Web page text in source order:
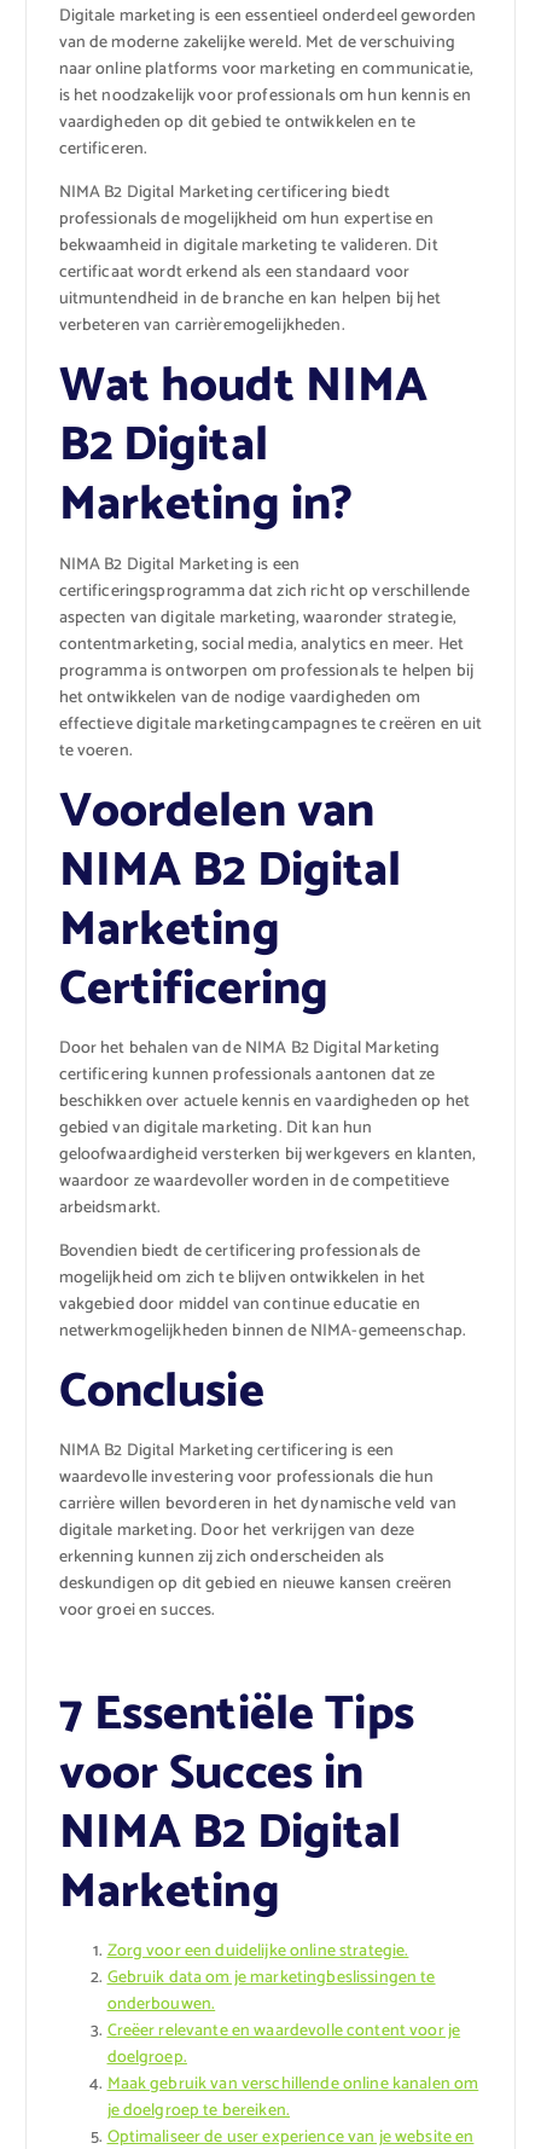
Digitale marketing is een essentieel onderdeel geworden
van de moderne zakelijke wereld. Met de verschuiving
naar online platforms voor marketing en communicatie,
is het noodzakelijk voor professionals om hun kennis en
vaardigheden op dit gebied te ontwikkelen en te
certificeren.
NIMA B2 Digital Marketing certificering biedt
professionals de mogelijkheid om hun expertise en
bekwaamheid in digitale marketing te valideren. Dit
certificaat wordt erkend als een standaard voor
uitmuntendheid in de branche en kan helpen bij het
verbeteren van carrièremogelijkheden.
Wat houdt NIMA
B2 Digital
Marketing in?
NIMA B2 Digital Marketing is een
certificeringsprogramma dat zich richt op verschillende
aspecten van digitale marketing, waaronder strategie,
contentmarketing, social media, analytics en meer. Het
programma is ontworpen om professionals te helpen bij
het ontwikkelen van de nodige vaardigheden om
effectieve digitale marketingcampagnes te creëren en uit
te voeren.
Voordelen van
NIMA B2 Digital
Marketing
Certificering
Door het behalen van de NIMA B2 Digital Marketing
certificering kunnen professionals aantonen dat ze
beschikken over actuele kennis en vaardigheden op het
gebied van digitale marketing. Dit kan hun
geloofwaardigheid versterken bij werkgevers en klanten,
waardoor ze waardevoller worden in de competitieve
arbeidsmarkt.
Bovendien biedt de certificering professionals de
mogelijkheid om zich te blijven ontwikkelen in het
vakgebied door middel van continue educatie en
netwerkmogelijkheden binnen de NIMA-gemeenschap.
Conclusie
NIMA B2 Digital Marketing certificering is een
waardevolle investering voor professionals die hun
carrière willen bevorderen in het dynamische veld van
digitale marketing. Door het verkrijgen van deze
erkenning kunnen zij zich onderscheiden als
deskundigen op dit gebied en nieuwe kansen creëren
voor groei en succes.
7 Essentiële Tips
voor Succes in
NIMA B2 Digital
Marketing
Zorg voor een duidelijke online strategie.
Gebruik data om je marketingbeslissingen te
onderbouwen.
Creëer relevante en waardevolle content voor je
doelgroep.
Maak gebruik van verschillende online kanalen om
je doelgroep te bereiken.
Optimaliseer de user experience van je website en